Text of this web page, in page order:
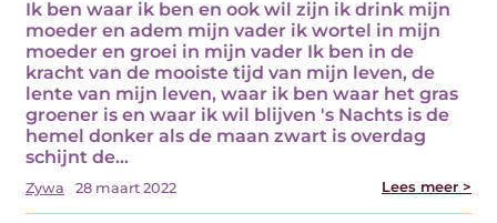
Ik ben waar ik ben en ook wil zijn ik drink mijn
moeder en adem mijn vader ik wortel in mijn
moeder en groei in mijn vader Ik ben in de
kracht van de mooiste tijd van mijn leven, de
lente van mijn leven, waar ik ben waar het gras
groener is en waar ik wil blijven 's Nachts is de
hemel donker als de maan zwart is overdag
schijnt de…
Zywa 28 maart 2022 Lees meer >